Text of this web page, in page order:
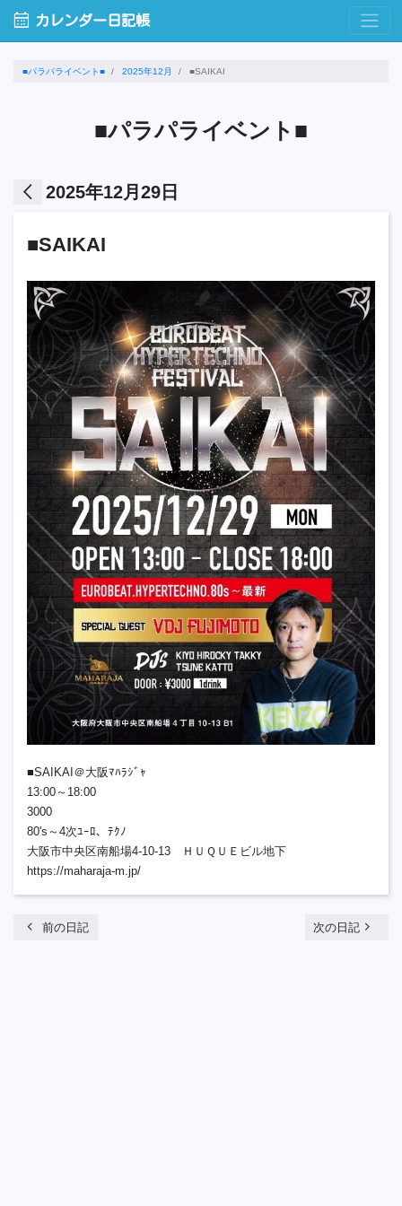
calendar_month カレンダー日記帳
■パラパライベント■ 2025年12月 ■SAIKAI
■パラパライベント■
arrow_back_ios 2025年12月29日
■SAIKAI
■SAIKAI＠大阪ﾏﾊﾗｼﾞｬ
13:00～18:00
3000
80's～4次ﾕｰﾛ、ﾃｸﾉ
大阪市中央区南船場4-10-13 ＨＵＱＵＥビル地下
https://maharaja-m.jp/
chevron_left 前の日記 次の日記 navigate_next